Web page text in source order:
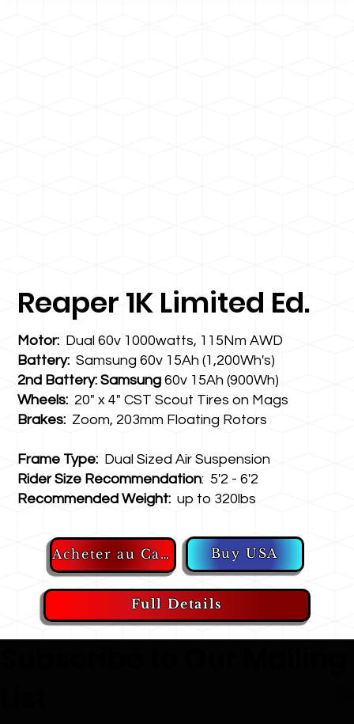
Reaper 1K Limited Ed.
Motor: Dual 60v 1000watts, 115Nm AWD
Battery: Samsung 60v 15Ah (1,200Wh's)
2nd Battery: Samsung60v 15Ah (900Wh)
Wheels: 20" x 4" CST Scout Tires on Mags
Brakes: Zoom, 203mm Floating Rotors
Frame Type: Dual Sized Air Suspension
Rider Size Recommendation: 5'2 - 6'2
Recommended Weight: up to 320lbs
Acheter au Canada Buy USA
Full Details